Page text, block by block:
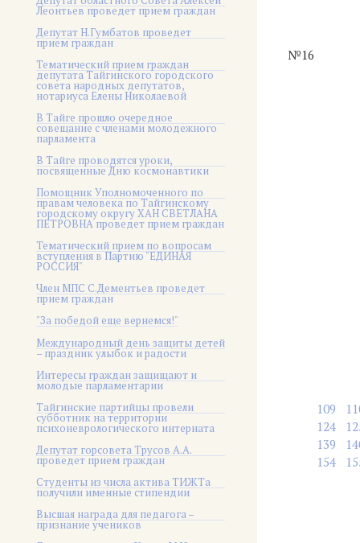
Леонтьев проведет прием граждан
Депутат Н.Гумбатов проведет
прием граждан
Тематический прием граждан
депутата Тайгинского городского
совета народных депутатов,
нотариуса Елены Николаевой
В Тайге прошло очередное
совещание с членами молодежного
парламента
В Тайге проводятся уроки,
посвященные Дню космонавтики
Помощник Уполномоченного по
правам человека по Тайгинскому
городскому округу ХАН СВЕТЛАНА
ПЕТРОВНА проведет прием граждан
Тематический прием по вопросам
вступления в Партию "ЕДИНАЯ
РОССИЯ"
Член МПС С.Дементьев проведет
прием граждан
"За победой еще вернемся!"
Международный день защиты детей
– праздник улыбок и радости
Интересы граждан защищают и
молодые парламентарии
Тайгинские партийцы провели
субботник на территории
психоневрологического интерната
Депутат горсовета Трусов А.А.
проведет прием граждан
Студенты из числа актива ТИЖТа
получили именные стипендии
Высшая награда для педагога –
признание учеников
№16
109
124
139
154